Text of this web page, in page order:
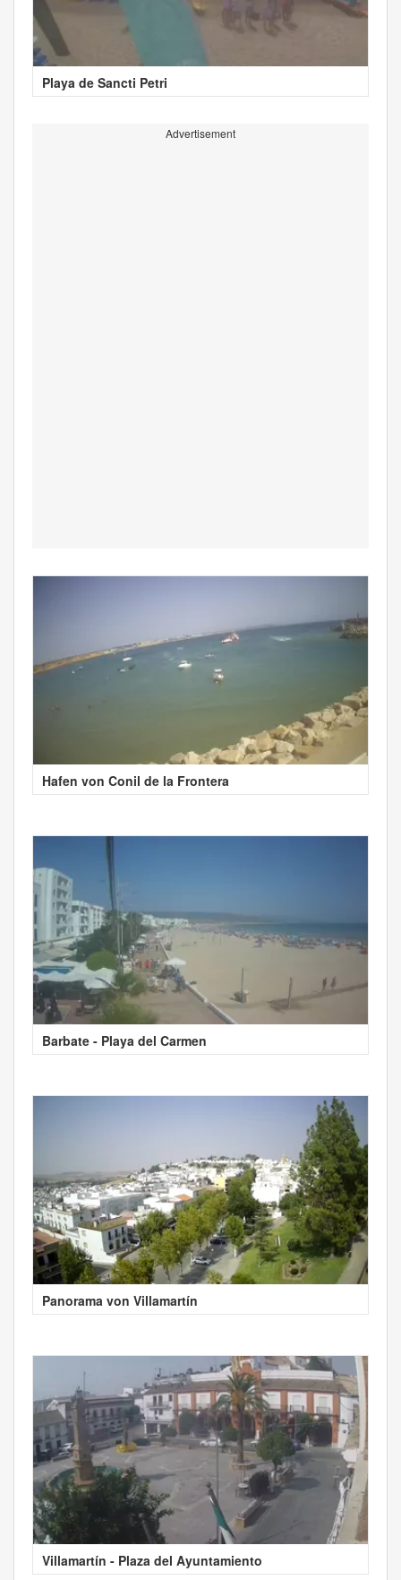
Playa de Sancti Petri
Advertisement
Hafen von Conil de la Frontera
Barbate - Playa del Carmen
Panorama von Villamartín
Villamartín - Plaza del Ayuntamiento